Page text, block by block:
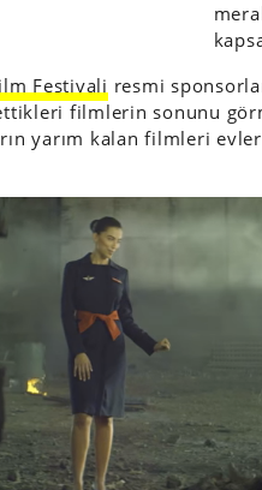
Festivali resmi
filmlerin sonunu
yarım kalan filmleri